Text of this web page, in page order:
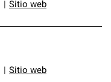
Sitio web
Sitio web